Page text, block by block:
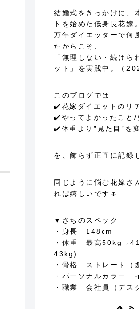
結婚式をきっかけに、
トを始めた低身長花嫁。
万年ダイエッターで何
たからこそ、
「無理しない・続けら
ット」を実践中。（
このブログでは
✔️花嫁ダイエットのリ
✔️やってよかったこと/
✔️体重より”見た目”を
を、飾らず正直に記録
同じように悩む花嫁さ
れば嬉しいです🌷
▼さちのスペック
・身長 148cm
・体重 最高
43kg)
・骨格 ストレート（
・パーソナルカラー
・職業 会社員（デス